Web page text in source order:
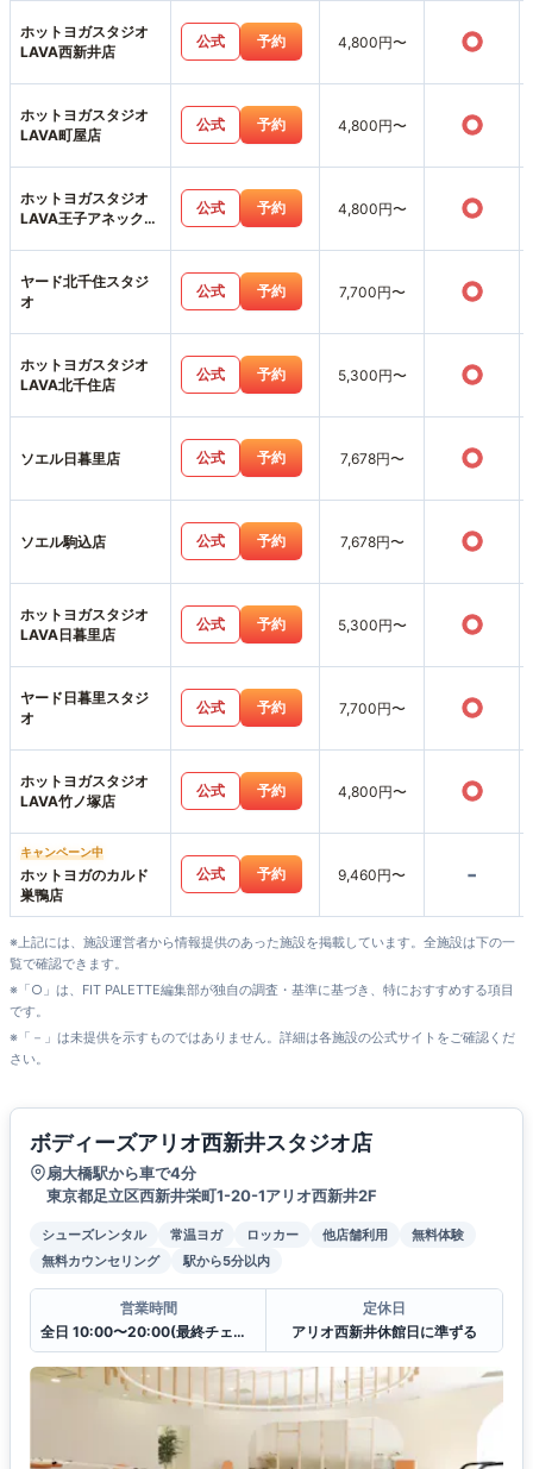
ホットヨガスタジオ
LAVA西新井店
公式 予約 4,800円〜 ○
ホットヨガスタジオ
LAVA町屋店
公式 予約 4,800円〜 ○
ホットヨガスタジオ
LAVA王子アネックス
公式 予約 4,800円〜 ○
ヤード北千住スタジ
オ
公式 予約 7,700円〜 ○
ホットヨガスタジオ
LAVA北千住店
公式 予約 5,300円〜 ○
ソエル日暮里店 公式 予約 7,678円〜 ○
ソエル駒込店 公式 予約 7,678円〜 ○
ホットヨガスタジオ
LAVA日暮里店
公式 予約 5,300円〜 ○
ヤード日暮里スタジ
オ
公式 予約 7,700円〜 ○
ホットヨガスタジオ
LAVA竹ノ塚店
公式 予約 4,800円〜 ○
キャンペーン中
ホットヨガのカルド
巣鴨店
公式 予約 9,460円〜 -
※上記には、施設運営者から情報提供のあった施設を掲載しています。全施設は下の一
覧で確認できます。
※「○」は、FIT PALETTE編集部が独自の調査・基準に基づき、特におすすめする項目
です。
※「－」は未提供を示すものではありません。詳細は各施設の公式サイトをご確認くだ
さい。
ボディーズアリオ西新井スタジオ店
扇大橋駅から車で4分
東京都足立区西新井栄町1-20-1アリオ西新井2F
シューズレンタル 常温ヨガ ロッカー 他店舗利用
無料体験
無料カウンセリング
駅から5分以内
営業時間
全日 10:00〜20:00(最終チェックイン19:30)
定休日
アリオ西新井休館日に準ずる